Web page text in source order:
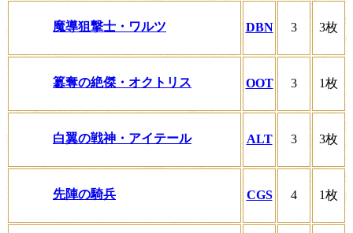
魔導狙撃士・ワルツ DBN 3 3枚
簒奪の絶傑・オクトリス OOT 3 1枚
白翼の戦神・アイテール ALT 3 3枚
先陣の騎兵 CGS 4 1枚